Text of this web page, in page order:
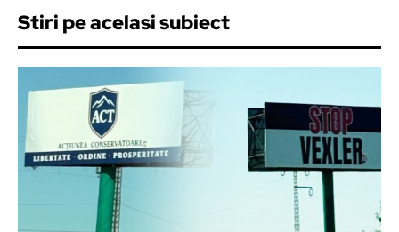
Stiri pe acelasi subiect